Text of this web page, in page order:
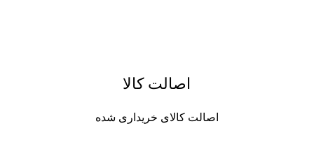
اصالت کالا
اصالت کالای خریداری شده